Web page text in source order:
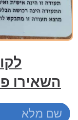
השאירו